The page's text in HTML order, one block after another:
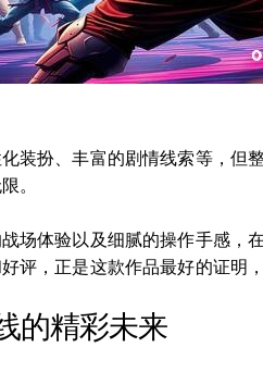
装扮、丰富的剧情线索等，但
。
场体验以及细腻的操作手感，
评，正是这款作品最好的证明
的精彩未来